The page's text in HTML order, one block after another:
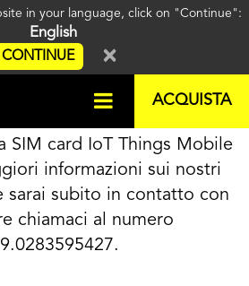
in your language, click on "Continue":
English
CONTINUE ×
ACQUISTA
un esperto IoT
SIM card IoT Things Mobile
informazioni sui nostri
sarai subito in contatto con
chiamaci al numero